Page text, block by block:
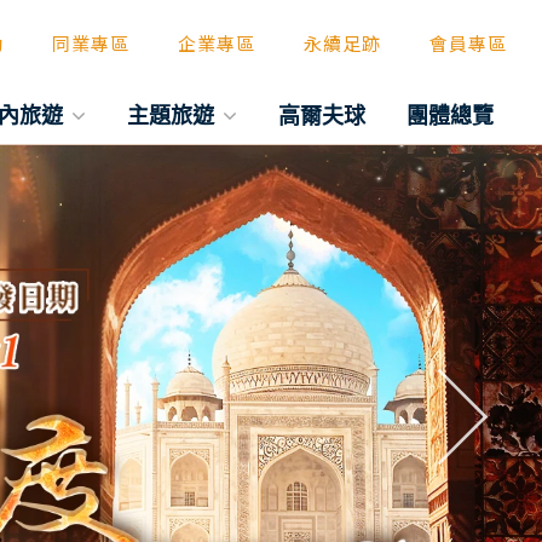
同業專區 企業專區 永續足跡 會員專區
旅遊 主題旅遊 高爾夫球 團體總覽
往後